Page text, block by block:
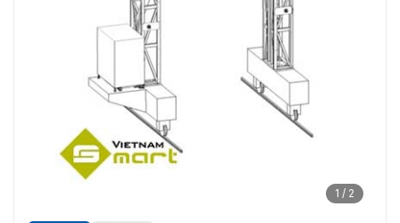
1 / 2